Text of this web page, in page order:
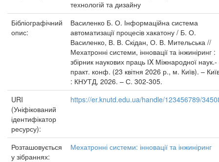
технологій та дизайну
Бібліографічний
опис:
Василенко Б. О. Інформаційна система
автоматизації процесів хакатону / Б. О.
Василенко, В. В. Скідан, О. В. Мительська //
Мехатронні системи, інновації та інжиніринг :
збірник наукових праць ІX Міжнародної наук.-
практ. конф. (23 квітня 2026 р., м. Київ). –
: КНУТД, 2026. – С. 302-305.
URI
(Уніфікований
ідентифікатор
ресурсу):
https://er.knutd.edu.ua/handle/123456789/
Розташовується
у зібраннях:
Мехатронні системи: інновації та інжиніринг